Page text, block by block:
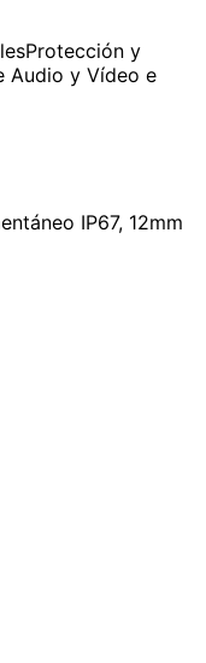
Protección y
Audio y Vídeo e
IP67, 12mm